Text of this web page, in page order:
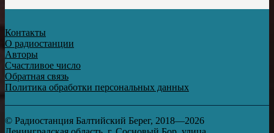
Контакты
О радиостанции
Авторы
Счастливое число
Обратная связь
Политика обработки персональных данных
© Радиостанция Балтийский Берег, 2018—2026